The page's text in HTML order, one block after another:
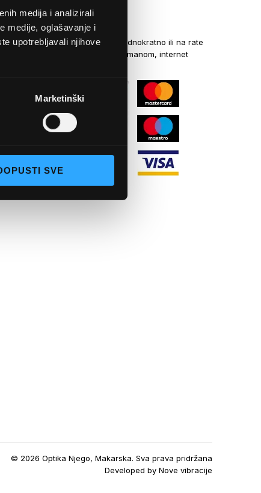
medija i analizirali
medije, oglašavanje i
upotrebljavali njihove
Marketinški
SVE
NAČINI PLAĆANJA
Kreditnim karticama jednokratno ili na rate
općom uplatnicom, virmanom, internet
© 2026 Optika Njego, Makarska. Sva prava pridržana
Developed byNove vibracije